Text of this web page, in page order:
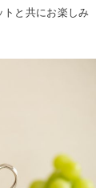
と共にお楽しみ